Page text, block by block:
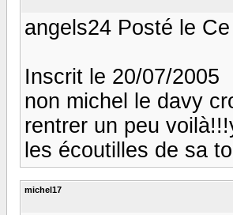
angels24 Posté le
Inscrit le 20/07/2005
non michel le davy
rentrer un peu
les écoutilles de sa
michel17